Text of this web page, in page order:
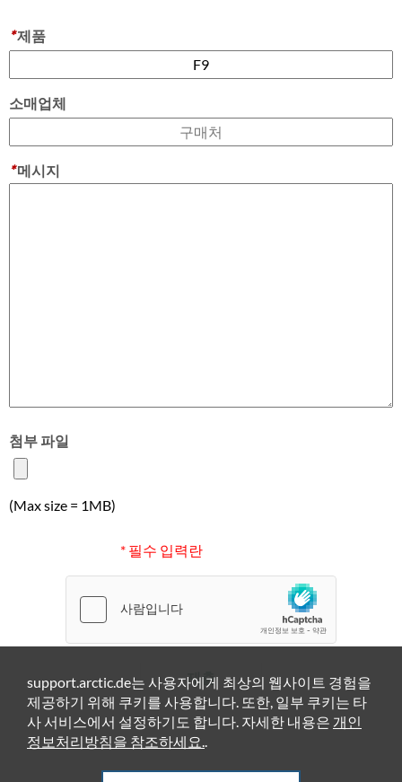
*제품
소매업체
*메시지
첨부 파일
(Max size = 1MB)
* 필수 입력란
제출
support.arctic.de는 사용자에게 최상의 웹사이트 경험을
제공하기 위해 쿠키를 사용합니다. 또한, 일부 쿠키는 타
사 서비스에서 설정하기도 합니다. 자세한 내용은 개인
정보처리방침을 참조하세요..